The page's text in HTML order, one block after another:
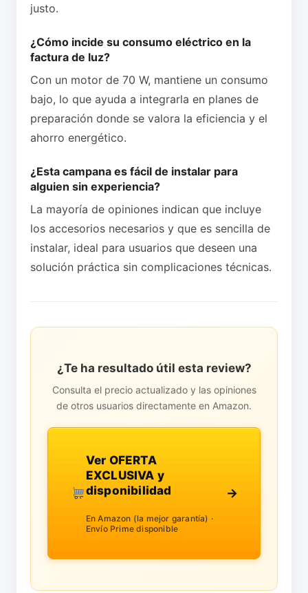
justo.
¿Cómo incide su consumo eléctrico en la
factura de luz?
Con un motor de 70 W, mantiene un consumo
bajo, lo que ayuda a integrarla en planes de
preparación donde se valora la eficiencia y el
ahorro energético.
¿Esta campana es fácil de instalar para
alguien sin experiencia?
La mayoría de opiniones indican que incluye
los accesorios necesarios y que es sencilla de
instalar, ideal para usuarios que deseen una
solución práctica sin complicaciones técnicas.
¿Te ha resultado útil esta review?
Consulta el precio actualizado y las opiniones
de otros usuarios directamente en Amazon.
Ver OFERTA
EXCLUSIVA y
disponibilidad
En Amazon (la mejor garantía) ·
Envío Prime disponible
→